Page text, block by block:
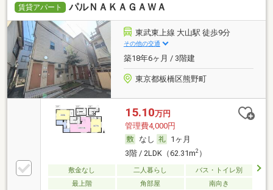
賃貸アパート パルＮＡＫＡＧＡＷＡ
東武東上線 大山駅 徒歩9分
その他の交通
築18年6ヶ月 / 3階建
東京都板橋区熊野町
15.10万円
管理費4,000円
なし
1ヶ月
3階 / 2LDK（62.31m2）
敷金なし 二人暮らし
バス・トイレ別
最上階
角部屋 南向き